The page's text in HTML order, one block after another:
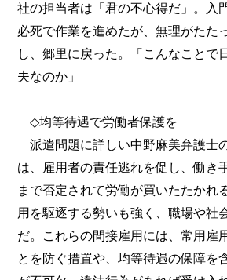
社の担当者は「君の不心得だ」。入
必死で作業を進めたが、無理がたた
し、郷里に戻った。「こんなことで
夫なのか」
◇均等待遇で労働者保護を
派遣問題に詳しい中野麻美弁護
は、雇用者の責任逃れを促し、働き
まで否定されて労働が買いたたかれ
用を駆逐する勢いも強く、職場や社
だ。これらの間接雇用には、常用雇
とを防ぐ措置や、均等待遇の保障を